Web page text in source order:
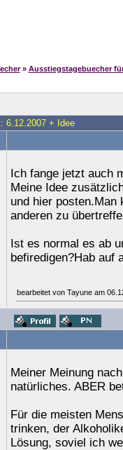
» Ausstiegstagebuecher
6.12.2007 + Idee
Ich fange jetzt auch
Meine Idee
und hier posten.Man
anderen zu
Ist es normal es ab
befiredigen?Hab auf
bearbeitet von Tayune am
Meiner Meinung
natürliches. ABER
Für die meisten
trinken, der
Lösung, soviel ich